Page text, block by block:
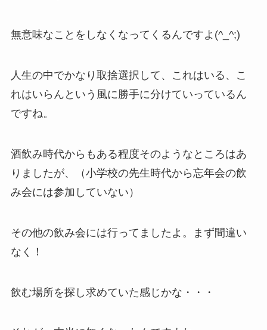
無意味なことをしなくなってくるんですよ(^_^;)
人生の中でかなり取捨選択して、これはいる、こ
れはいらんという風に勝手に分けていっているん
ですね。
酒飲み時代からもある程度そのようなところはあ
りましたが、（小学校の先生時代から忘年会の飲
み会には参加していない）
その他の飲み会には行ってましたよ。まず間違い
なく！
飲む場所を探し求めていた感じかな・・・